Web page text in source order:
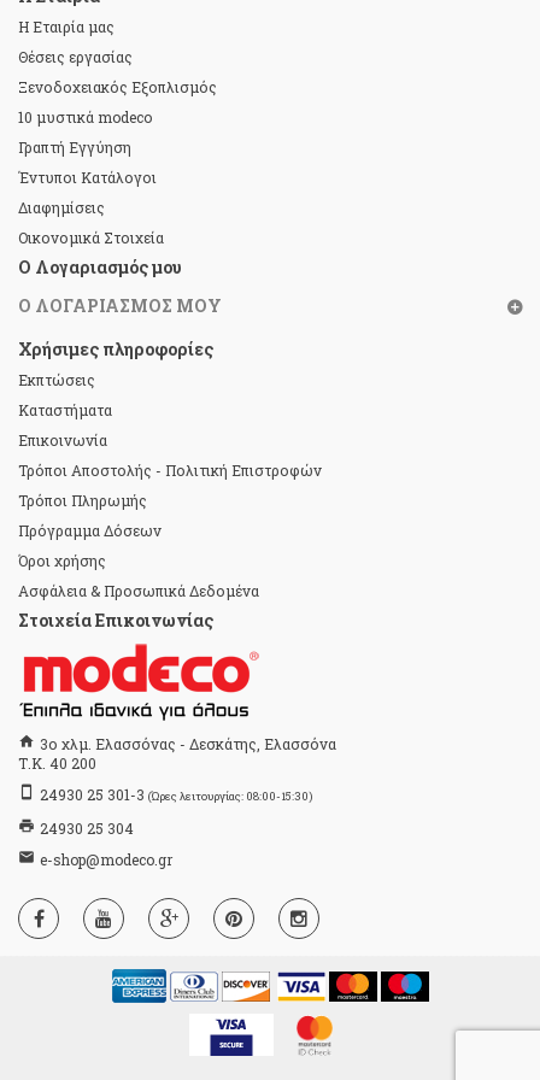
Η Εταιρία μας
Θέσεις εργασίας
Ξενοδοχειακός Εξοπλισμός
10 μυστικά modeco
Γραπτή Εγγύηση
Έντυποι Κατάλογοι
Διαφημίσεις
Οικονομικά Στοιχεία
Ο Λογαριασμός μου
Ο ΛΟΓΑΡΙΑΣΜΌΣ ΜΟΥ
Χρήσιμες πληροφορίες
Εκπτώσεις
Καταστήματα
Επικοινωνία
Τρόποι Αποστολής - Πολιτική Επιστροφών
Τρόποι Πληρωμής
Πρόγραμμα Δόσεων
Όροι χρήσης
Ασφάλεια & Προσωπικά Δεδομένα
Στοιχεία Επικοινωνίας
home 3ο χλμ. Ελασσόνας - Δεσκάτης, Ελασσόνα
Τ.Κ. 40 200
stay_primary_portrait 24930 25 301-3 (Ώρες λειτουργίας: 08:00-15:30)
print 24930 25 304
email e-shop@modeco.gr